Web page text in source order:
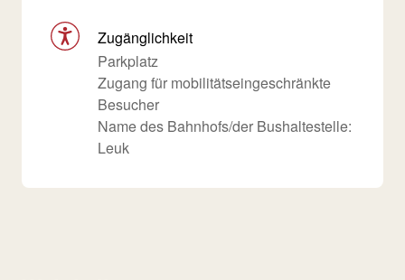
Zugänglichkeit
Parkplatz
Zugang für mobilitätseingeschränkte
Besucher
Name des Bahnhofs/der Bushaltestelle:
Leuk